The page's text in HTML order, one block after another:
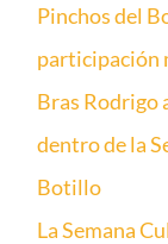
Pinchos del
participación
Bras Rodrigo
dentro de la
Botillo
La Semana